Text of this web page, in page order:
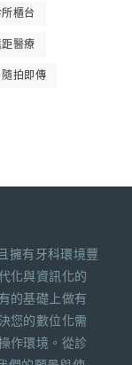
櫃台
距醫療
隨拍即傳
擁有牙科環境豐
化與資訊化的
的基礎上做有
您的數位化需
作環境。從診